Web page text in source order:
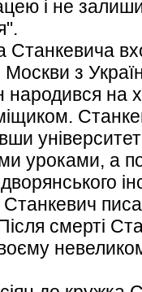
і не
Станкевича
Москви з
народився
уроками, а
Станкевич
смерті